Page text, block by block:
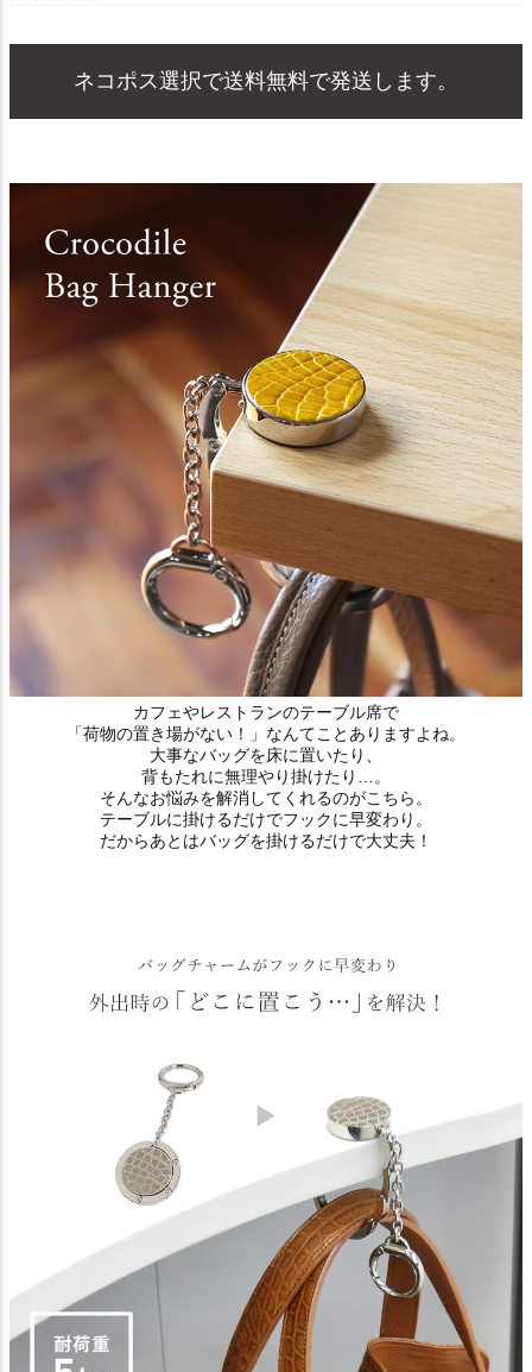
ネコポス選択で送料無料で発送します。
カフェやレストランのテーブル席で
「荷物の置き場がない！」なんてことありますよね。
大事なバッグを床に置いたり、
背もたれに無理やり掛けたり…。
そんなお悩みを解消してくれるのがこちら。
テーブルに掛けるだけでフックに早変わり。
だからあとはバッグを掛けるだけで大丈夫！